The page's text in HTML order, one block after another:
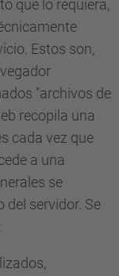
que lo requiera,
Estos son,
"archivos de
recopila una
cada vez que
a una
se
del servidor. Se